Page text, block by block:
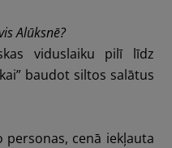
Alūksnē?
viduslaiku pilī līdz
baudot siltos salātus
personas, cenā iekļauta